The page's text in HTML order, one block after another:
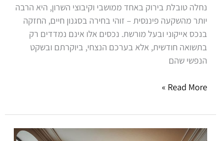
נחלה טובלת בירוק באחד ממושבי וקיבוצי השרון, היא הרבה
יותר מהשקעה פיננסית – זוהי בחירה בסגנון חיים, החזקה
בנכס אייקוני ובעל מורשת. נכסים אלו אינם נמדדים רק
בתשואה חודשית, אלא בערכם הנצחי, ביוקרתם ובשקט
הנפשי שהם
Read More »
ניהול